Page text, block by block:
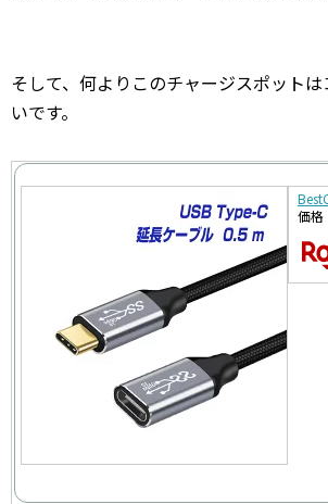
そして、何よりこのチャージスポット
いです。
価格